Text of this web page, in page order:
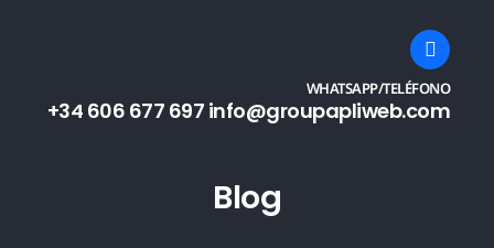
WHATSAPP/TELÉFONO
+34 606 677 697 info@groupapliweb.com
Blog